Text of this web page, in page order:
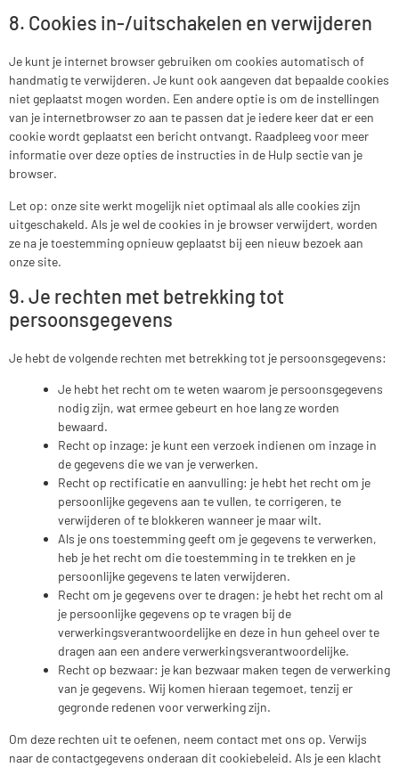
8. Cookies in-/uitschakelen en verwijderen
Je kunt je internet browser gebruiken om cookies automatisch of
handmatig te verwijderen. Je kunt ook aangeven dat bepaalde cookies
niet geplaatst mogen worden. Een andere optie is om de instellingen
van je internetbrowser zo aan te passen dat je iedere keer dat er een
cookie wordt geplaatst een bericht ontvangt. Raadpleeg voor meer
informatie over deze opties de instructies in de Hulp sectie van je
browser.
Let op: onze site werkt mogelijk niet optimaal als alle cookies zijn
uitgeschakeld. Als je wel de cookies in je browser verwijdert, worden
ze na je toestemming opnieuw geplaatst bij een nieuw bezoek aan
onze site.
9. Je rechten met betrekking tot
persoonsgegevens
Je hebt de volgende rechten met betrekking tot je persoonsgegevens:
Je hebt het recht om te weten waarom je persoonsgegevens
nodig zijn, wat ermee gebeurt en hoe lang ze worden
bewaard.
Recht op inzage: je kunt een verzoek indienen om inzage in
de gegevens die we van je verwerken.
Recht op rectificatie en aanvulling: je hebt het recht om je
persoonlijke gegevens aan te vullen, te corrigeren, te
verwijderen of te blokkeren wanneer je maar wilt.
Als je ons toestemming geeft om je gegevens te verwerken,
heb je het recht om die toestemming in te trekken en je
persoonlijke gegevens te laten verwijderen.
Recht om je gegevens over te dragen: je hebt het recht om al
je persoonlijke gegevens op te vragen bij de
verwerkingsverantwoordelijke en deze in hun geheel over te
dragen aan een andere verwerkingsverantwoordelijke.
Recht op bezwaar: je kan bezwaar maken tegen de verwerking
van je gegevens. Wij komen hieraan tegemoet, tenzij er
gegronde redenen voor verwerking zijn.
Om deze rechten uit te oefenen, neem contact met ons op. Verwijs
naar de contactgegevens onderaan dit cookiebeleid. Als je een klacht